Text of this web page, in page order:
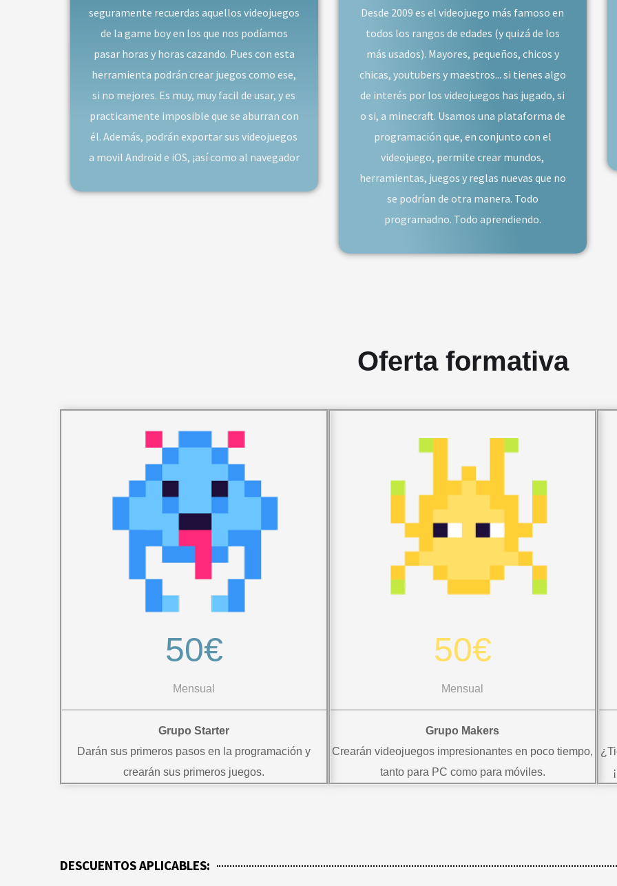
seguramente recuerdas aquellos videojuegos
de la game boy en los que nos podíamos
pasar horas y horas cazando. Pues con esta
herramienta podrán crear juegos como ese,
si no mejores. Es muy, muy facil de usar, y es
practicamente imposible que se aburran con
él. Además, podrán exportar sus videojuegos
a movil Android e iOS, ¡así como al navegador
Desde 2009 es el videojuego más famoso en
todos los rangos de edades (y quizá de los
más usados). Mayores, pequeños, chicos y
chicas, youtubers y maestros... si tienes algo
de interés por los videojuegos has jugado, si
o si, a minecraft. Usamos una plataforma de
programación que, en conjunto con el
videojuego, permite crear mundos,
herramientas, juegos y reglas nuevas que no
se podrían de otra manera. Todo
programadno. Todo aprendiendo.
Oferta formativa
50€
Mensual
Grupo Starter
Darán sus primeros pasos en la programación y
crearán sus primeros juegos.
50€
Mensual
Grupo Makers
Crearán videojuegos impresionantes en poco tiempo,
tanto para PC como para móviles.
DESCUENTOS APLICABLES: